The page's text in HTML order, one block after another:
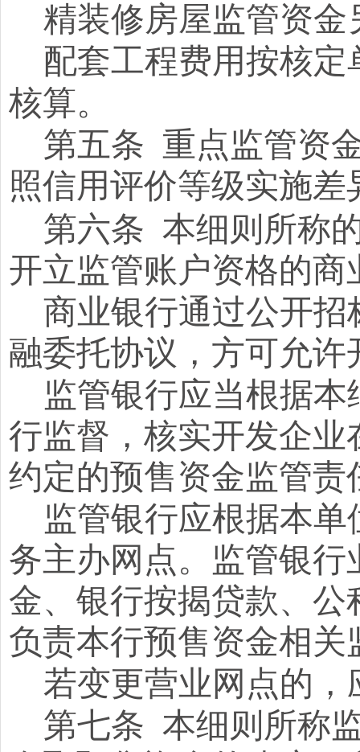
精装修房屋监管资金
配套工程费用按核定
核算。
第五条 重点监管资
照信用评价等级实施差
第六条 本细则所称
开立监管账户资格的商
商业银行通过公开
融委托协议，方可允
监管银行应当根据
行监督，核实开发企
约定的预售资金监管责
监管银行应根据本
务主办网点。 监管银行
金、银行按揭贷款、 公
负责本行预售资金相关
若变更营业网点的，
第七条 本细则所称